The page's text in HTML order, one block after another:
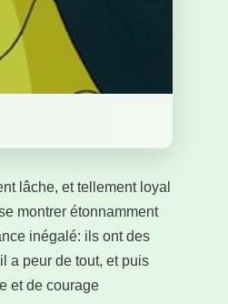
lâche, et tellement loyal
montrer étonnamment
inégalé: ils ont des
a peur de tout, et puis
et de courage